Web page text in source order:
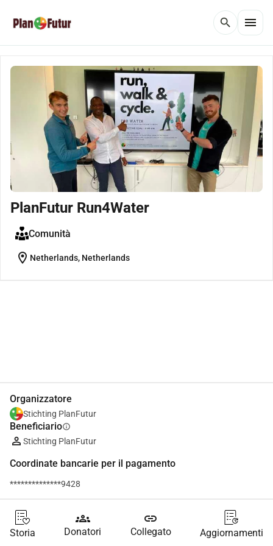
search menu
PlanFutur Run4Water
Comunità
location_on Netherlands, Netherlands
Organizzatore
Stichting PlanFutur
Beneficiarioinfo
Stichting PlanFutur
Coordinate bancarie per il pagamento
**************9428
Storia
groups
Donatori
link
Collegato Aggiornamenti